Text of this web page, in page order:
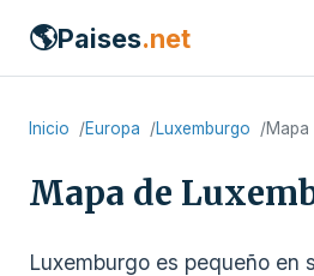
🌎Paises.net
Inicio Europa Luxemburgo Mapa
Mapa de
Luxemburgo es pequeño en